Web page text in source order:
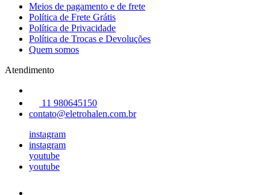
Meios de pagamento e de frete
Política de Frete Grátis
Política de Privacidade
Política de Trocas e Devoluções
Quem somos
Atendimento
11 980645150
contato@eletrohalen.com.br
instagram
instagram
youtube
youtube